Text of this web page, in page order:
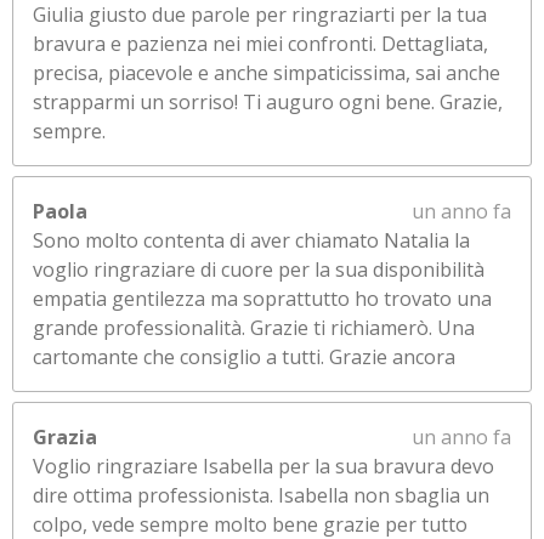
Giulia giusto due parole per ringraziarti per la tua
bravura e pazienza nei miei confronti. Dettagliata,
precisa, piacevole e anche simpaticissima, sai anche
strapparmi un sorriso! Ti auguro ogni bene. Grazie,
sempre.
Paola
un anno fa
Sono molto contenta di aver chiamato Natalia la
voglio ringraziare di cuore per la sua disponibilità
empatia gentilezza ma soprattutto ho trovato una
grande professionalità. Grazie ti richiamerò. Una
cartomante che consiglio a tutti. Grazie ancora
Grazia
un anno fa
Voglio ringraziare Isabella per la sua bravura devo
dire ottima professionista. Isabella non sbaglia un
colpo, vede sempre molto bene grazie per tutto